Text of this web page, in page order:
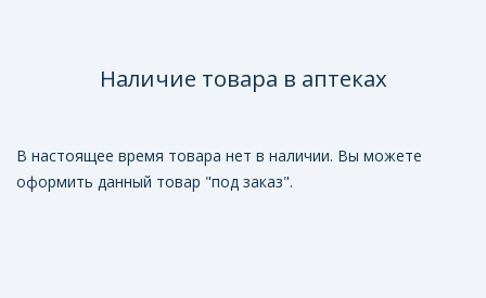
Наличие товара в аптеках
В настоящее время товара нет в наличии. Вы можете
оформить данный товар "под заказ".